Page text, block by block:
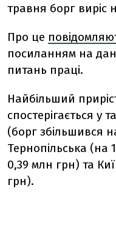
травня борг виріс
Про це
посиланням на
питань праці.
Найбільший
спостерігається у
(борг збільшився
Тернопільська (на
0,39 млн грн) та
грн).